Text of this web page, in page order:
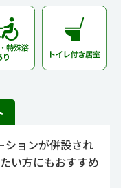
ションが併設され
い方にもおすすめ